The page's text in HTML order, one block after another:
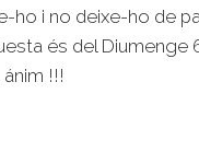
ho i no deixe-ho de
és del Diumenge
!!!